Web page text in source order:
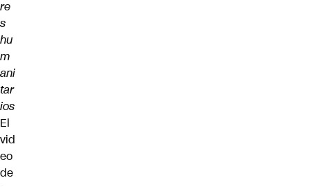
re
s
hu
m
ani
tar
ios
El
vid
eo
de